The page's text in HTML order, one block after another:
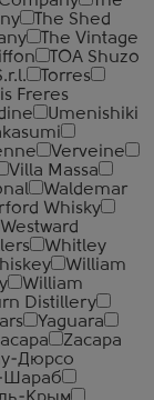
The Shed
The Vintage
Tiffon
TOA Shuzo
Torres
Freres
Umenishiki
Verveine
Villa Massa
Waldemar
Whisky
Westward
Whitley
William
William
Distillery
Yaguara
Zacapa
Дюрсо